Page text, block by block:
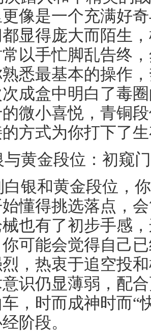
像是一个充满好
都显得庞大而陌生
以手忙脚乱告终
悉最基本的操作
成盒中明白了毒
微小喜悦，青铜
方式为你打下了
黄金段位：初窥
白银和黄金段位，
懂得挑选落点，
也有了初步手感
可能会觉得自己
，热衷于追空投
识仍显薄弱，配
，时而成神时而“
阶段。